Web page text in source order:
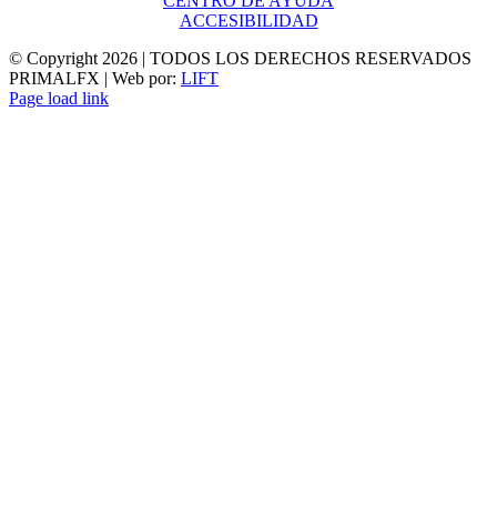
ACCESIBILIDAD
© Copyright 2026 | TODOS LOS DERECHOS RESERVADOS
PRIMALFX | Web por: LIFT
Page load link